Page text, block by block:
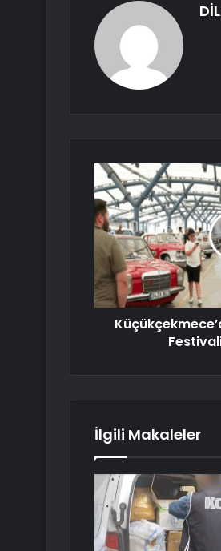
İlgili Makaleler